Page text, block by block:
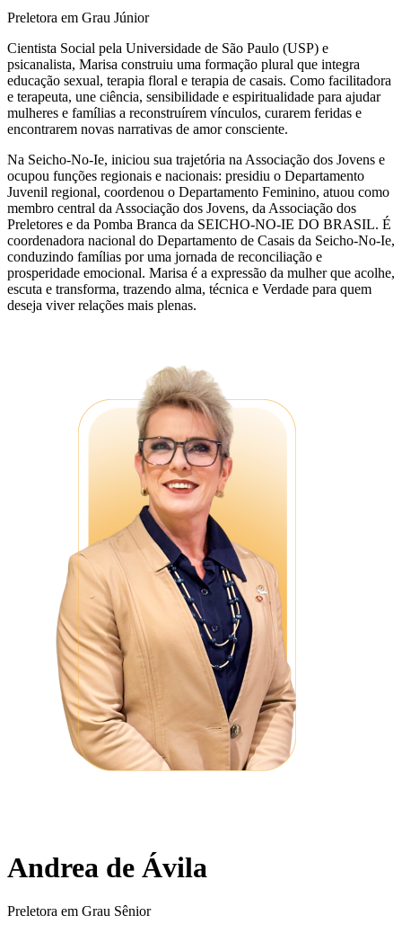
Preletora em Grau Júnior
Cientista Social pela Universidade de São Paulo (USP) e
psicanalista, Marisa construiu uma formação plural que integra
educação sexual, terapia floral e terapia de casais. Como facilitadora
e terapeuta, une ciência, sensibilidade e espiritualidade para ajudar
mulheres e famílias a reconstruírem vínculos, curarem feridas e
encontrarem novas narrativas de amor consciente.
Na Seicho-No-Ie, iniciou sua trajetória na Associação dos Jovens e
ocupou funções regionais e nacionais: presidiu o Departamento
Juvenil regional, coordenou o Departamento Feminino, atuou como
membro central da Associação dos Jovens, da Associação dos
Preletores e da Pomba Branca da SEICHO-NO-IE DO BRASIL. É
coordenadora nacional do Departamento de Casais da Seicho-No-Ie,
conduzindo famílias por uma jornada de reconciliação e
prosperidade emocional. Marisa é a expressão da mulher que acolhe,
escuta e transforma, trazendo alma, técnica e Verdade para quem
deseja viver relações mais plenas.
Andrea de Ávila
Preletora em Grau Sênior